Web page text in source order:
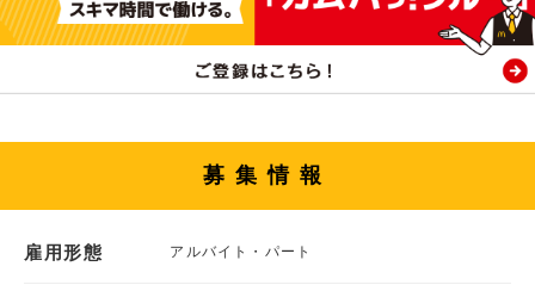
募集情報
雇用形態 アルバイト・パート